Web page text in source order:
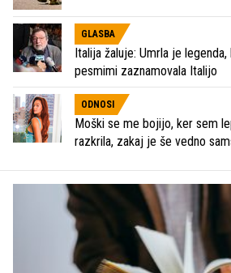
GLASBA
Italija žaluje: Umrla je
pesmimi zaznamovala Italijo
ODNOSI
Moški se me bojijo, ker sem
razkrila, zakaj je še vedno